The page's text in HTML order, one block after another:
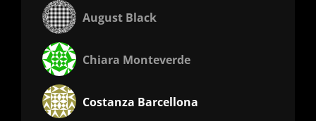
August Black
Chiara Monteverde
Costanza Barcellona